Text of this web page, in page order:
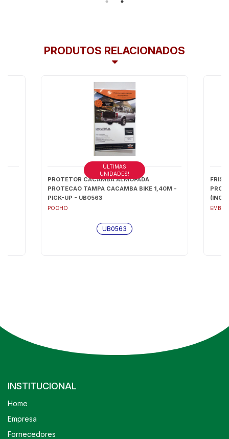
PRODUTOS RELACIONADOS
PROTETOR CACAMBA ALMOFADA
PROTECAO TAMPA CACAMBA BIKE 1,40M -
PICK-UP - UB0563
POCHO
ÚLTIMAS
UNIDADES!
UB0563
X
INSTITUCIONAL
Home
Empresa
Fornecedores